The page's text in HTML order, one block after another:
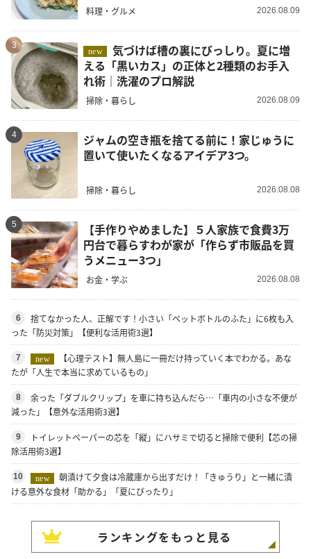
料理・グルメ 2026.08.09
3
new
気づけば槽の裏にびっしり。夏に増
える「黒いカス」の正体と2種類のお手入
れ術｜洗濯のプロ解説
掃除・暮らし 2026.08.09
4
ジャムの空き瓶を捨てる前に！家じゅうに
置いて使いたくなるアイデア3つ。
掃除・暮らし 2026.08.08
5
【手作りやめました】５人家族で食費3万
円台で暮らすわが家が「作らず市販品を買
うメニュー3つ」
お金・学ぶ 2026.08.08
6
捨てなかった人、正解です！小さい「ペットボトルのふた」に6枚も入
った「防災対策」【便利な活用術3選】
7 new
【心理テスト】無人島に一冊だけ持っていく本でわかる。あな
たが「人生で本当に求めているもの」
8
余った「ダブルクリップ」を車に持ち込んだら…「車内の小さな不便が
減った」【意外な活用術3選】
9
トイレットペーパーの芯を「縦」にハサミで切ると掃除で便利【芯の掃
除活用術3選】
10 new
朝漬けて夕食は冷蔵庫から出すだけ！「きゅうり」と一緒に漬
ける意外な食材「助かる」「夏にぴったり」
ランキングをもっと見る